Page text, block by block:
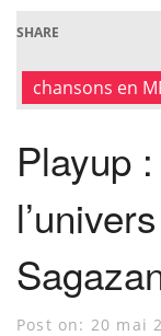
SHARE
chansons en
Playup
Post on: 20 mai